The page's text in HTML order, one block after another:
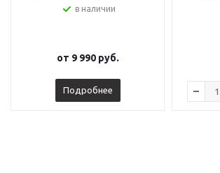
в наличии
от 9 990 руб.
Подробнее